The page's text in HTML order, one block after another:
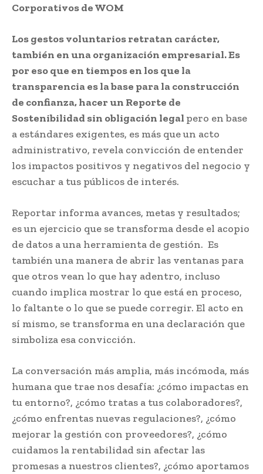
Corporativos de WOM
Los gestos voluntarios retratan carácter,
también en una organización empresarial. Es
por eso que en tiempos en los que la
transparencia es la base para la construcción
de confianza, hacer un Reporte de
Sostenibilidad sin obligación legal pero en base
a estándares exigentes, es más que un acto
administrativo, revela convicción de entender
los impactos positivos y negativos del negocio y
escuchar a tus públicos de interés.
Reportar informa avances, metas y resultados;
es un ejercicio que se transforma desde el acopio
de datos a una herramienta de gestión. Es
también una manera de abrir las ventanas para
que otros vean lo que hay adentro, incluso
cuando implica mostrar lo que está en proceso,
lo faltante o lo que se puede corregir. El acto en
sí mismo, se transforma en una declaración que
simboliza esa convicción.
La conversación más amplia, más incómoda, más
humana que trae nos desafía: ¿cómo impactas en
tu entorno?, ¿cómo tratas a tus colaboradores?,
¿cómo enfrentas nuevas regulaciones?, ¿cómo
mejorar la gestión con proveedores?, ¿cómo
cuidamos la rentabilidad sin afectar las
promesas a nuestros clientes?, ¿cómo aportamos